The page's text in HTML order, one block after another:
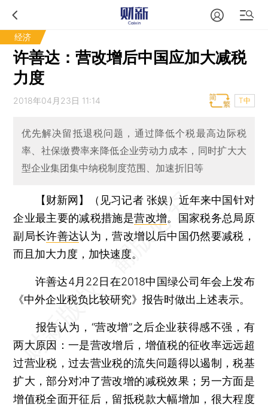
经济
许善达：营改增后中国应加大减税
力度
2018年04月23日 11:14 T中
优先解决留抵退税问题，通过降低个税最高边际税
率、社保缴费率来降低企业劳动力成本，同时扩大大
型企业集团集中纳税制度范围、加速折旧等
【财新网】（见习记者 张娱）近年来中国针对
企业最主要的减税措施是营改增。国家税务总局原
副局长许善达认为，营改增以后中国仍然要减税，
而且加大力度，加快速度。
许善达4月22日在2018中国绿公司年会上发布
《中外企业税负比较研究》报告时做出上述表示。
报告认为，“营改增”之后企业获得感不强，有
两大原因：一是营改增后，增值税的征收率远远超
过营业税，过去营业税的流失问题得以遏制，税基
扩大，部分对冲了营改增的减税效果；另一方面是
增值税全面开征后，留抵税款大幅增加，很大程度